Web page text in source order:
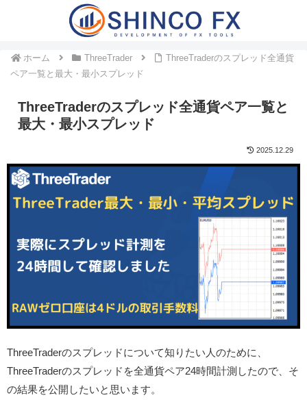
ホーム ThreeTrader
ThreeTraderのスプレッド全通貨
ペア一覧と最大・最小スプレッド
ThreeTraderのスプレッド全通貨ペア一覧と
最大・最小スプレッド
2025.12.29
ThreeTraderのスプレッドについて知りたい人のために、
ThreeTraderのスプレッドを全通貨ペア24時間計測したので、そ
の結果を公開したいと思います。